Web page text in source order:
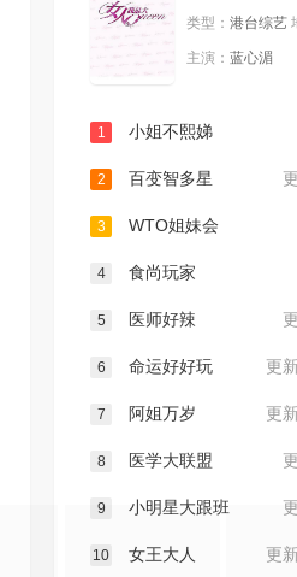
20240925
20241001
20241007
20241009
类型： 港台综艺
主演： 蓝心湄
1 小姐不熙娣
2 百变智多星
3 WTO姐妹会
4 食尚玩家
5 医师好辣
更
6 命运好好玩
更
7 阿姐万岁
8 医学大联盟
9 小明星大跟班
更
10 女王大人